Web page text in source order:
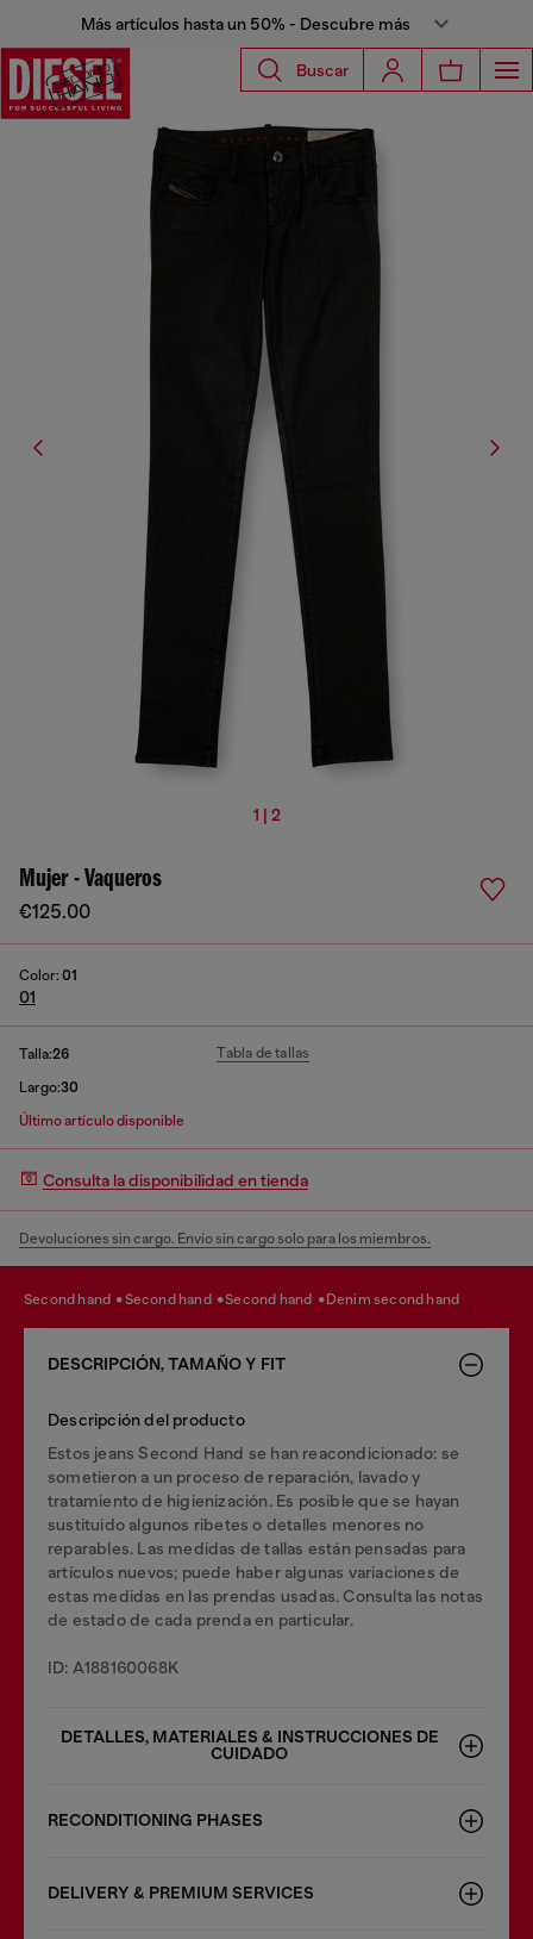
Más artículos hasta un 50% - Descubre más
Buscar
1 | 2
Mujer - Vaqueros
€125.00
Color: 01
01
Talla:26 Tabla de tallas
Largo:30
Último artículo disponible
Consulta la disponibilidad en tienda
Devoluciones sin cargo. Envío sin cargo solo para los miembros.
second hand second hand second hand denim second hand
DESCRIPCIÓN, TAMAÑO Y FIT
Descripción del producto
Estos jeans Second Hand se han reacondicionado: se
sometieron a un proceso de reparación, lavado y
tratamiento de higienización. Es posible que se hayan
sustituido algunos ribetes o detalles menores no
reparables. Las medidas de tallas están pensadas para
artículos nuevos; puede haber algunas variaciones de
estas medidas en las prendas usadas. Consulta las notas
de estado de cada prenda en particular.
ID: A188160068K
DETALLES, MATERIALES & INSTRUCCIONES DE
CUIDADO
RECONDITIONING PHASES
DELIVERY & PREMIUM SERVICES